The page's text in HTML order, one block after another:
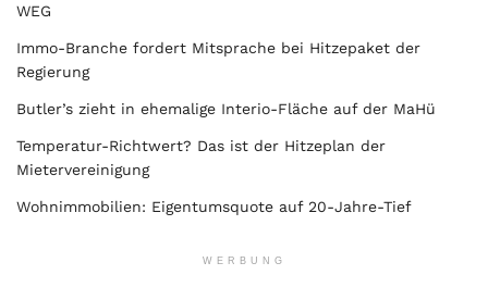
WEG
Immo-Branche fordert Mitsprache bei Hitzepaket der
Regierung
Butler’s zieht in ehemalige Interio-Fläche auf der MaHü
Temperatur-Richtwert? Das ist der Hitzeplan der
Mietervereinigung
Wohnimmobilien: Eigentumsquote auf 20-Jahre-Tief
WERBUNG